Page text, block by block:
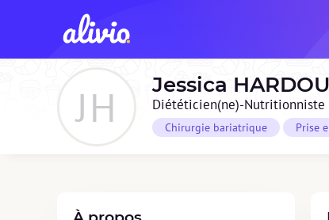
JH Jessica
Diététicien(ne)-Nutritionniste
Chirurgie bariatrique Prise